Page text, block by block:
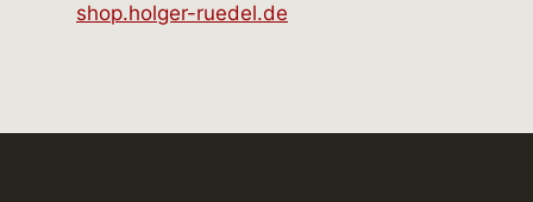
shop.holger-ruedel.de